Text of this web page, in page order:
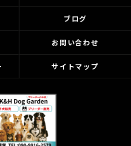
ブログ
お問い合わせ
サイトマップ